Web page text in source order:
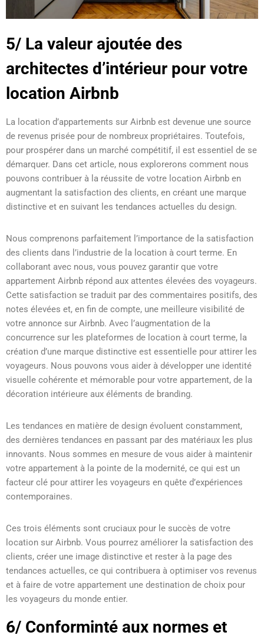
5/ La valeur ajoutée des
architectes d’intérieur pour votre
location Airbnb
La location d’appartements sur Airbnb est devenue une source
de revenus prisée pour de nombreux propriétaires. Toutefois,
pour prospérer dans un marché compétitif, il est essentiel de se
démarquer. Dans cet article, nous explorerons comment nous
pouvons contribuer à la réussite de votre location Airbnb en
augmentant la satisfaction des clients, en créant une marque
distinctive et en suivant les tendances actuelles du design.
Nous comprenons parfaitement l’importance de la satisfaction
des clients dans l’industrie de la location à court terme. En
collaborant avec nous, vous pouvez garantir que votre
appartement Airbnb répond aux attentes élevées des voyageurs.
Cette satisfaction se traduit par des commentaires positifs, des
notes élevées et, en fin de compte, une meilleure visibilité de
votre annonce sur Airbnb. Avec l’augmentation de la
concurrence sur les plateformes de location à court terme, la
création d’une marque distinctive est essentielle pour attirer les
voyageurs. Nous pouvons vous aider à développer une identité
visuelle cohérente et mémorable pour votre appartement, de la
décoration intérieure aux éléments de branding.
Les tendances en matière de design évoluent constamment,
des dernières tendances en passant par des matériaux les plus
innovants. Nous sommes en mesure de vous aider à maintenir
votre appartement à la pointe de la modernité, ce qui est un
facteur clé pour attirer les voyageurs en quête d’expériences
contemporaines.
Ces trois éléments sont cruciaux pour le succès de votre
location sur Airbnb. Vous pourrez améliorer la satisfaction des
clients, créer une image distinctive et rester à la page des
tendances actuelles, ce qui contribuera à optimiser vos revenus
et à faire de votre appartement une destination de choix pour
les voyageurs du monde entier.
6/ Conforminté aux normes et